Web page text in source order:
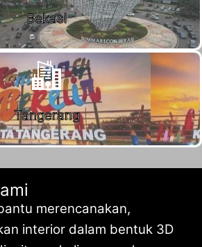
Bekasi
Tangerang
merencanakan,
interior dalam bentuk 3D